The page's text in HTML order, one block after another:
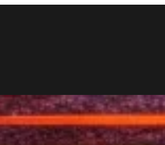
атлетики